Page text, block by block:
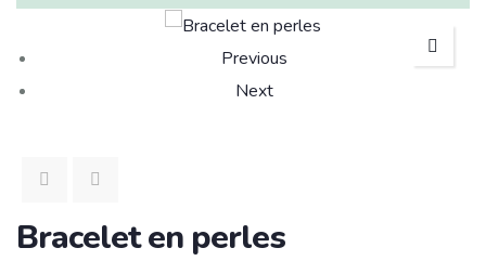
Previous
Next
Bracelet en perles